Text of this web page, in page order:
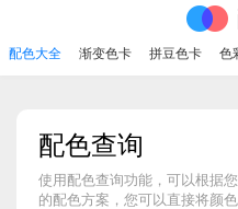
配色大全 渐变色卡 拼豆色卡 色
配色查询
使用配色查询功能，可以根据
的配色方案，您可以直接将颜